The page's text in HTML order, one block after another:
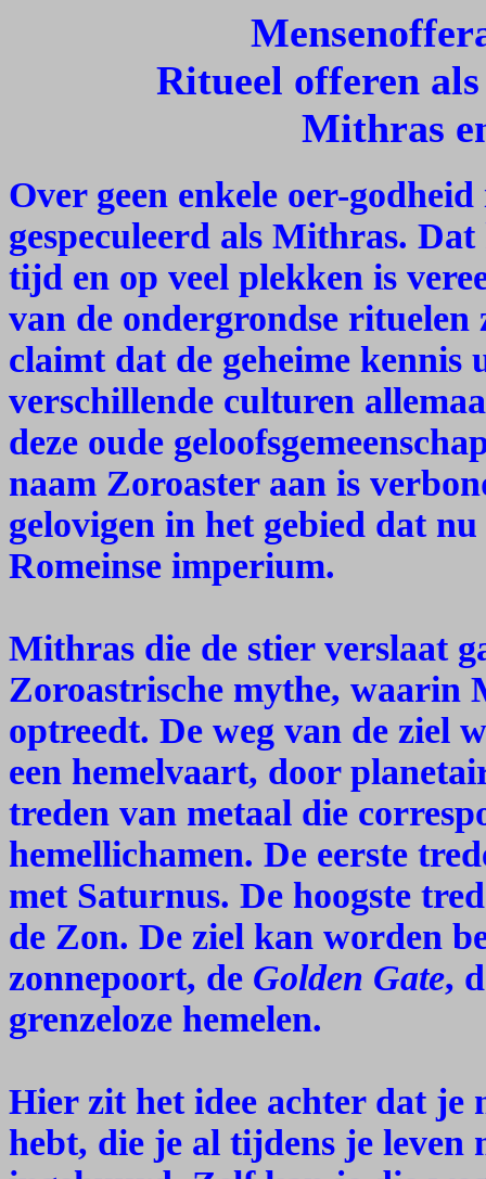
Ritueel offeren
Mithras
Over geen enkele oer-godheid
gespeculeerd als Mithras.
tijd en op veel plekken is
van de ondergrondse
claimt dat de geheime kennis
verschillende culturen
deze oude
naam Zoroaster aan is
gelovigen in het gebied dat
Romeinse imperium.
Mithras die de stier verslaat
Zoroastrische mythe, waarin
optreedt. De weg van de ziel
een hemelvaart, door
treden van metaal die
hemellichamen. De eerste
met Saturnus. De hoogste
de Zon. De ziel kan worden
zonnepoort, de Golden Gate,
grenzeloze hemelen.
Hier zit het idee achter dat je
hebt, die je al tijdens je leven